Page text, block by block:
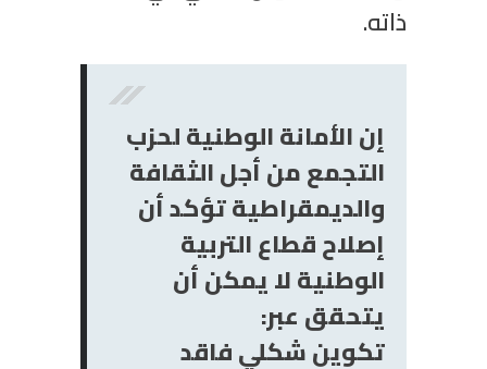
ذاته.
إن الأمانة الوطنية لحزب
التجمع من أجل الثقافة
والديمقراطية تؤكد أن
إصلاح قطاع التربية
الوطنية لا يمكن أن
يتحقق عبر:
تكوين شكلي فاقد